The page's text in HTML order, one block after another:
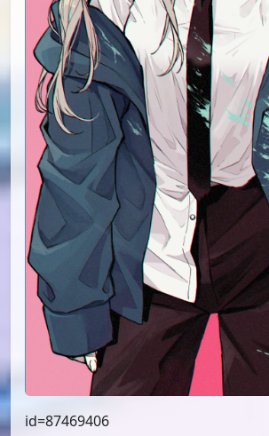
id=87469406